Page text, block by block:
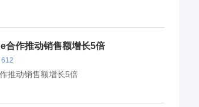
合作推动销售额增长5倍
612
推动销售额增长5倍